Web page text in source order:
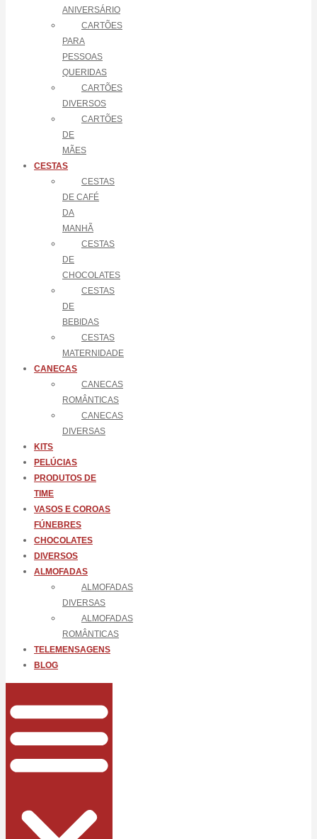
ANIVERSÁRIO
CARTÕES
PARA
PESSOAS
QUERIDAS
CARTÕES
DIVERSOS
CARTÕES
DE
MÃES
CESTAS
CESTAS
DE CAFÉ
DA
MANHÃ
CESTAS
DE
CHOCOLATES
CESTAS
DE
BEBIDAS
CESTAS
MATERNIDADE
CANECAS
CANECAS
ROMÂNTICAS
CANECAS
DIVERSAS
KITS
PELÚCIAS
PRODUTOS DE
TIME
VASOS E COROAS
FÚNEBRES
CHOCOLATES
DIVERSOS
ALMOFADAS
ALMOFADAS
DIVERSAS
ALMOFADAS
ROMÂNTICAS
TELEMENSAGENS
BLOG